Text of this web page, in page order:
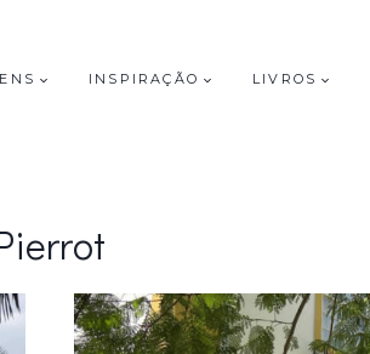
INSPIRAÇÃO LIVROS